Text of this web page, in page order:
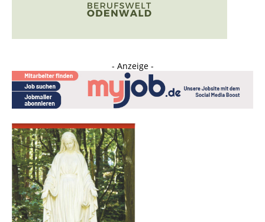
- Anzeige -